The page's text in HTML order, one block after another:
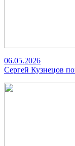
06.05.2026
Сергей Кузнецов